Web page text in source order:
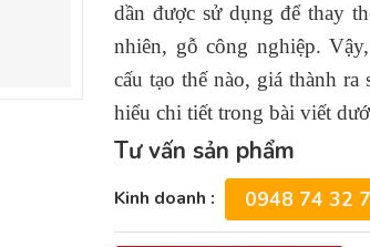
dần được sử dụng để thay
nhiên, gỗ công nghiệp. Vậy,
cấu tạo thế nào, giá thành
hiểu chi tiết trong bài viết
Tư vấn sản phẩm
Kinh doanh : 0948 74 32